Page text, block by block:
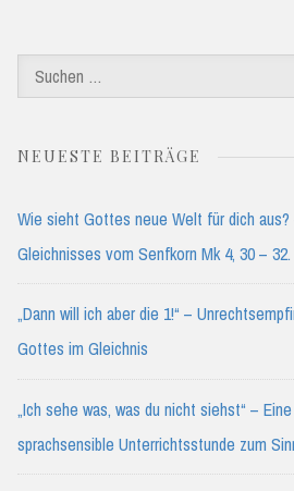
NEUESTE BEITRÄGE
Wie sieht Gottes neue Welt für dich
Gleichnisses vom Senfkorn Mk 4, 30 – 32.
„Dann will ich aber die 1!“ –
Gottes im Gleichnis
„Ich sehe was, was du nicht siehst“ –
sprachsensible Unterrichtsstunde zum